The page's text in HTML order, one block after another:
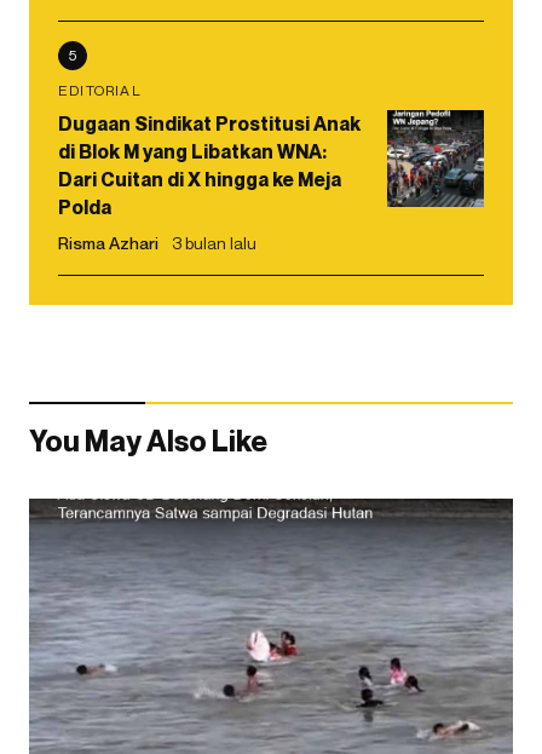
5
EDITORIAL
Dugaan Sindikat Prostitusi Anak
di Blok M yang Libatkan WNA:
Dari Cuitan di X hingga ke Meja
Polda
Risma Azhari 3 bulan lalu
You May Also Like